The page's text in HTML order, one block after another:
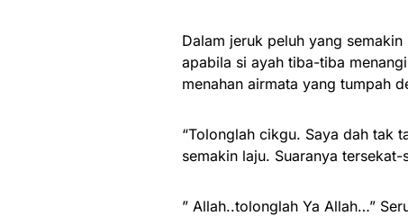
Dalam jeruk peluh yang
apabila si ayah tiba-tiba
menahan airmata yang tumpah
“Tolonglah cikgu. Saya dah tak
semakin laju. Suaranya
” Allah..tolonglah Ya Allah…”